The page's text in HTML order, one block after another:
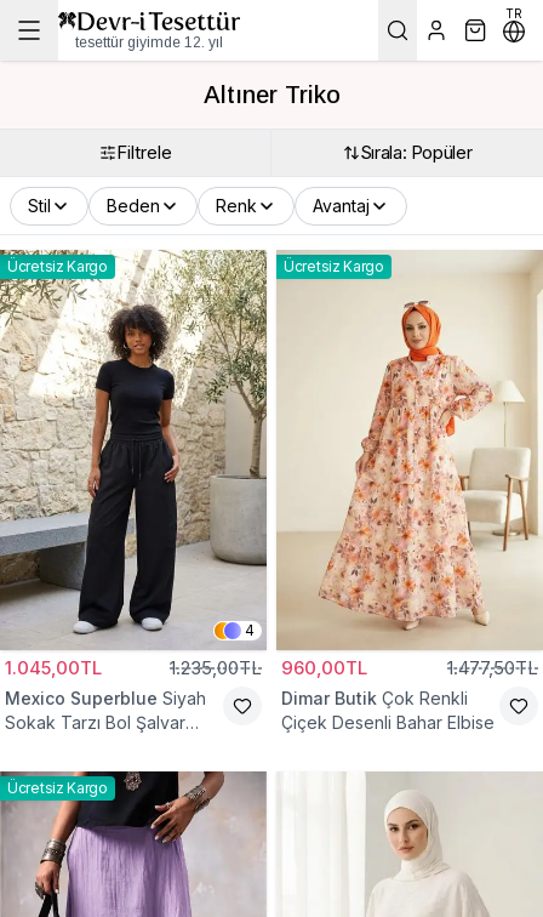
tesettür giyimde 12. yıl
TR
Altıner Triko
Filtrele Sırala: Popüler
Stil Beden Renk Avantaj
Ücretsiz Kargo
4
1.045,00TL 1.235,00TL
Mexico Superblue Siyah
Sokak Tarzı Bol Şalvar
Ücretsiz Kargo
960,00TL 1.477,50TL
Dimar Butik Çok Renkli
Çiçek Desenli Bahar Elbise
Ücretsiz Kargo